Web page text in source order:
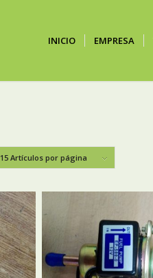
INICIO EMPRESA
15 Artículos por página